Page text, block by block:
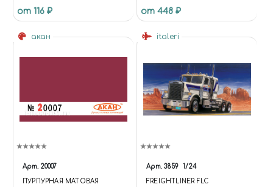
от 116 ₽ от 448 ₽
акан
Арт. 20007
ПУРПУРНАЯ МАТОВАЯ
italeri
Арт. 3859 1/24
FREIGHTLINER FLC